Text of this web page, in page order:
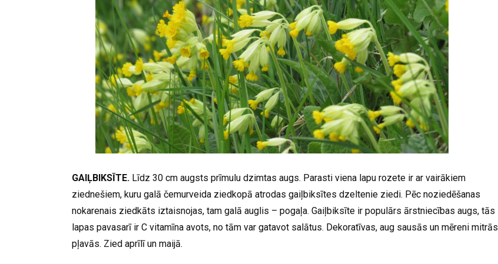
GAIĻBIKSĪTE. Līdz 30 cm augsts prīmulu dzimtas augs. Parasti viena lapu rozete ir ar vairākiem
ziednešiem, kuru galā čemurveida ziedkopā atrodas gaiļbiksītes dzeltenie ziedi. Pēc noziedēšanas
nokarenais ziedkāts iztaisnojas, tam galā auglis – pogaļa. Gaiļbiksīte ir populārs ārstniecības augs, tās
lapas pavasarī ir C vitamīna avots, no tām var gatavot salātus. Dekoratīvas, aug sausās un mēreni mitrās
pļavās. Zied aprīlī un maijā.